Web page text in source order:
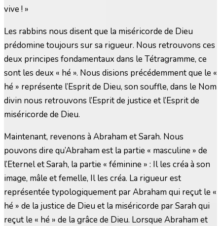
vive ! »
Les rabbins nous disent que la miséricorde de Dieu
prédomine toujours sur sa rigueur. Nous retrouvons ces
deux principes fondamentaux dans le Tétragramme, ce
sont les deux « hé ». Nous disions précédemment que le «
hé » représente l’Esprit de Dieu, son souffle, dans le Nom
divin nous retrouvons l’Esprit de justice et l’Esprit de
miséricorde de Dieu.
Maintenant, revenons à Abraham et Sarah. Nous
pouvons dire qu’Abraham est la partie « masculine » de
l’Eternel et Sarah, la partie « féminine » : Il les créa à son
image, mâle et femelle, Il les créa. La rigueur est
représentée typologiquement par Abraham qui reçut le «
hé » de la justice de Dieu et la miséricorde par Sarah qui
reçut le « hé » de la grâce de Dieu. Lorsque Abraham et